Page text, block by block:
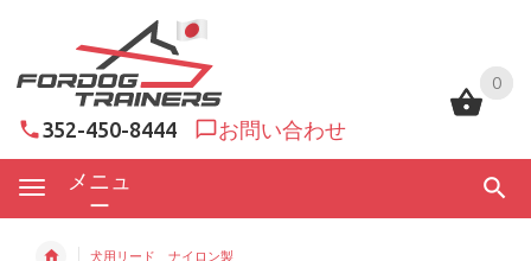
0
352-450-8444 お問い合わせ
メニュ
ー
0
犬用リード ナイロン製